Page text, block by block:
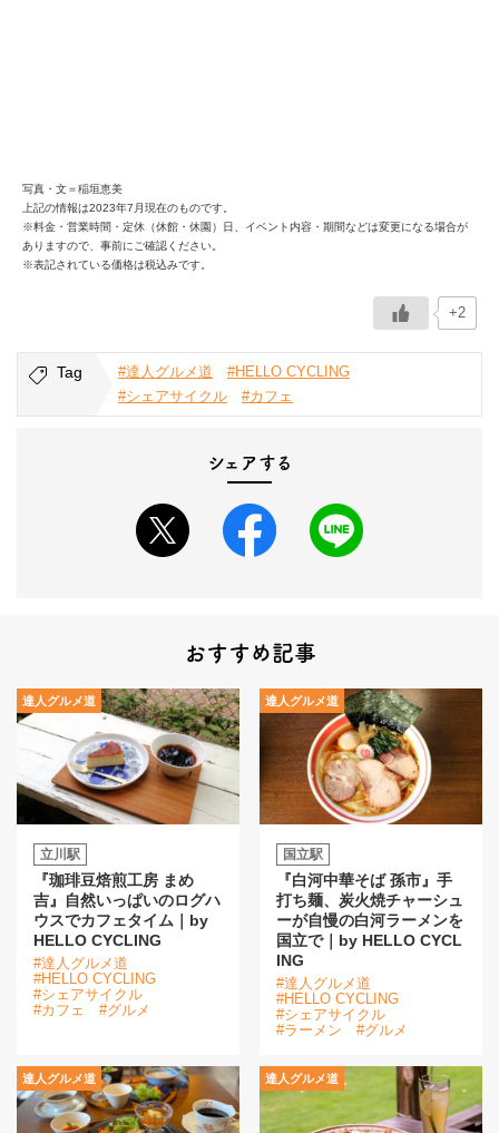
写真・文＝稲垣恵美
上記の情報は2023年7月現在のものです。
※料金・営業時間・定休（休館・休園）日、イベント内容・期間などは変更になる場合が
ありますので、事前にご確認ください。
※表記されている価格は税込みです。
+2
Tag #達人グルメ道
#HELLO CYCLING
#シェアサイクル
#カフェ
シェアする
おすすめ記事
達人グルメ道
立川駅
『珈琲豆焙煎工房 まめ
吉』自然いっぱいのログハ
ウスでカフェタイム｜by
HELLO CYCLING
#達人グルメ道
#HELLO CYCLING
#シェアサイクル
#カフェ
#グルメ
達人グルメ道
国立駅
『白河中華そば 孫市』手
打ち麺、炭火焼チャーシュ
ーが自慢の白河ラーメンを
国立で｜by HELLO CYCL
ING
#達人グルメ道
#HELLO CYCLING
#シェアサイクル
#ラーメン
#グルメ
達人グルメ道 達人グルメ道